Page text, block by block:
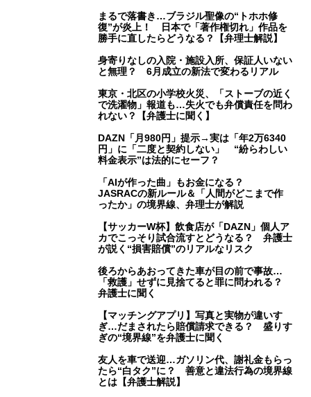
まるで落書き…ブラジル聖像の“トホホ修
復”が炎上！ 日本で「著作権切れ」作品を
勝手に直したらどうなる？【弁理士解説】
身寄りなしの入院・施設入所、保証人いない
と無理？ 6月成立の新法で変わるリアル
東京・北区の小学校火災、「ストーブの近く
で洗濯物」報道も…失火でも弁償責任を問わ
れない？【弁護士に聞く】
DAZN「月980円」提示→実は「年2万6340
円」に「二度と契約しない」 “紛らわしい
料金表示”は法的にセーフ？
「AIが作った曲」もお金になる？
JASRACの新ルール＆「人間がどこまで作
ったか」の境界線、弁理士が解説
【サッカーW杯】飲食店が「DAZN」個人ア
カでこっそり試合流すとどうなる？ 弁護士
が説く“損害賠償”のリアルなリスク
後ろからあおってきた車が目の前で事故…
「救護」せずに見捨てると罪に問われる？
弁護士に聞く
【マッチングアプリ】写真と実物が違いす
ぎ…だまされたら賠償請求できる？ 盛りす
ぎの“境界線”を弁護士に聞く
友人を車で送迎…ガソリン代、謝礼金もらっ
たら“白タク”に？ 善意と違法行為の境界線
とは【弁護士解説】